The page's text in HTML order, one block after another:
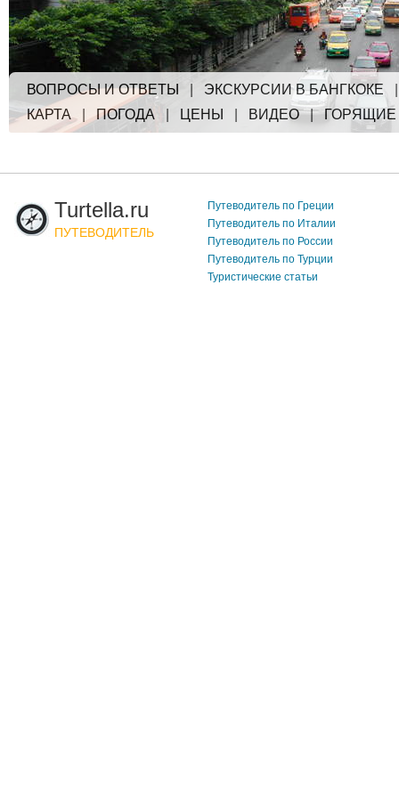
ВОПРОСЫ И ОТВЕТЫ ЭКСКУРСИИ В БАНГКОКЕ
КАРТА| ПОГОДА ЦЕНЫ ВИДЕО|ГОРЯЩИЕ
Turtella.ru
ПУТЕВОДИТЕЛЬ
Путеводитель по Греции
Путеводитель по Италии
Путеводитель по России
Путеводитель по Турции
Туристические статьи